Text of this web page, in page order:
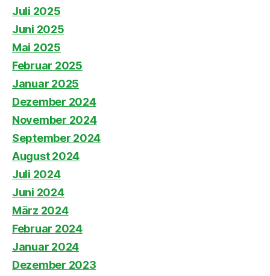
Juli 2025
Juni 2025
Mai 2025
Februar 2025
Januar 2025
Dezember 2024
November 2024
September 2024
August 2024
Juli 2024
Juni 2024
März 2024
Februar 2024
Januar 2024
Dezember 2023